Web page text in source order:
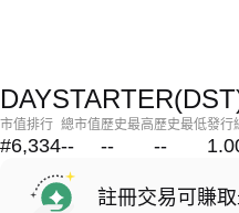
市值排行
#6,334
總市值
--
歷史最高
--
歷史最低
--
發行
註冊交易可賺